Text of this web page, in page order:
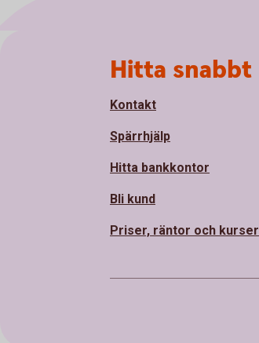
Hitta snabbt
Kontakt
Spärrhjälp
Hitta bankkontor
Bli kund
Priser, räntor och kurser